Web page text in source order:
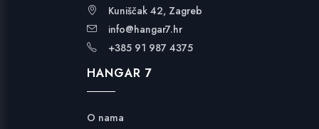
Kuniščak 42, Zagreb
info@hangar7.hr
+385 91 987 4375
HANGAR 7
O nama